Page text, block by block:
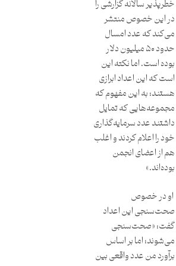
خطرپذیر سالانه گزارشی را
در این خصوص منتشر
می‌کند که عدد امسال
حدود ۵۰ میلیون دلار
بوده است. اما نکته این
است که این اعداد ابرازی
هستند؛ به این مفهوم که
مجموعه‌هایی که تمایل
داشتند عدد سرمایه‌گذاری
خود را اعلام کردند و اغلب
هم از اعضای انجمن
بوده‌اند.»
او در خصوص
صحت‌سنجی این اعداد
گفت: «صحت‌سنجی
می‌شوند؛ اما بر اساس
برآورد من عدد واقعی بین